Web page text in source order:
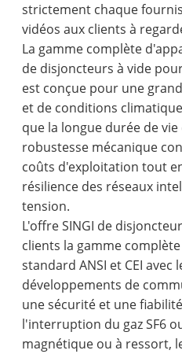
strictement chaque
vidéos aux clients à
La gamme complète
de disjoncteurs à vide
est conçue pour une
et de conditions
que la longue durée de
robustesse mécanique
coûts d'exploitation tout
résilience des réseaux
tension.
L'offre SINGI de
clients la gamme
standard ANSI et CEI avec
développements de
une sécurité et une
l'interruption du gaz SF6
magnétique ou à ressort,